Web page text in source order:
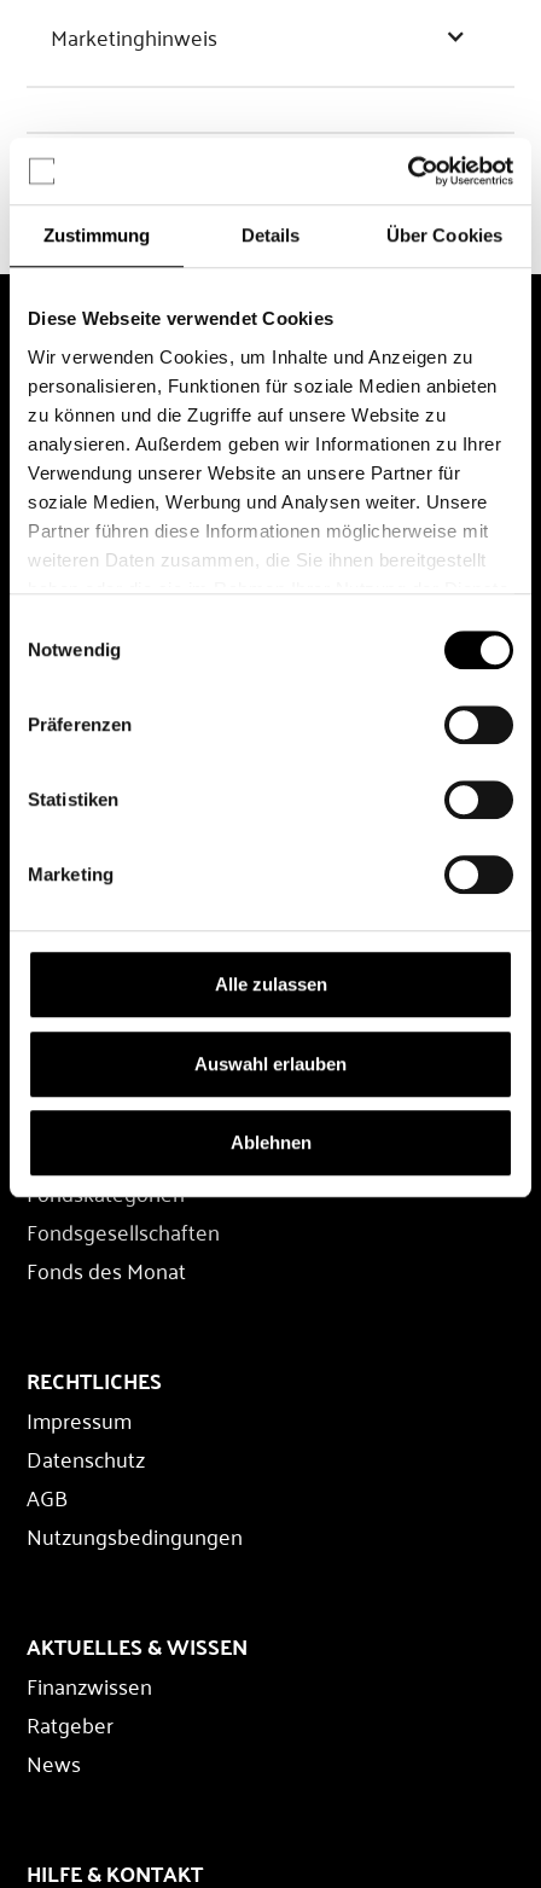
Zustimmung Details Über Cookies
Diese Webseite verwendet Cookies
Wir verwenden Cookies, um Inhalte und Anzeigen zu
personalisieren, Funktionen für soziale Medien anbieten
zu können und die Zugriffe auf unsere Website zu
analysieren. Außerdem geben wir Informationen zu Ihrer
Verwendung unserer Website an unsere Partner für
soziale Medien, Werbung und Analysen weiter. Unsere
Partner führen diese Informationen möglicherweise mit
weiteren Daten zusammen, die Sie ihnen bereitgestellt
Notwendig
Präferenzen
Statistiken
Marketing
Alle zulassen
Auswahl erlauben
Ablehnen
Marketinghinweis
Chancen & Risiken
Das erste Depot in Österreich mit 0€ Kontoführung,
0€ Ausgabeaufschlag und 0€ Depotgebühren bei
knapp 2000 Fonds und 0€ Orderspesen.
All rights reserved.
Depot eröffnen
Depot übertragen
Konditionen
FONDS
Fondskategorien
Fondsgesellschaften
Fonds des Monat
RECHTLICHES
Impressum
Datenschutz
AGB
Nutzungsbedingungen
AKTUELLES & WISSEN
Finanzwissen
Ratgeber
News
HILFE & KONTAKT